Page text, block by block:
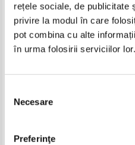
rețele sociale, de publicitate
privire la modul în care
pot combina cu alte
în urma folosirii serviciilor lor.
consimțământului
Necesare
Preferinţe
-60%
pierduti, volumul 1. Numele